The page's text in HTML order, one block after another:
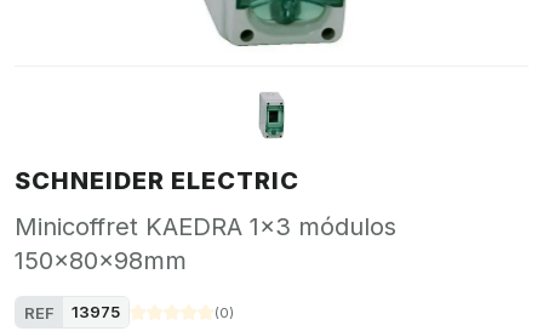
SCHNEIDER ELECTRIC
Minicoffret KAEDRA 1x3 módulos
150x80x98mm
REF 13975 (0)